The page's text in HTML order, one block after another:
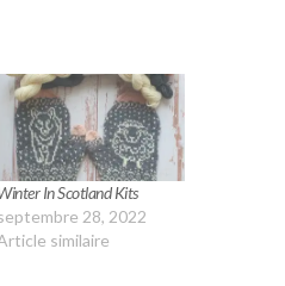
In Scotland Kits
28, 2022
similaire